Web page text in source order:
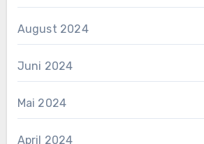
August 2024
Juni 2024
Mai 2024
April 2024